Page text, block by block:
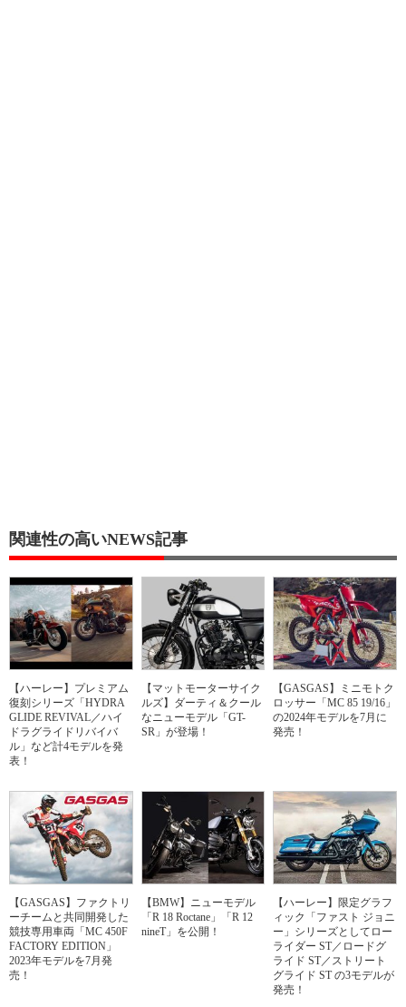
関連性の高いNEWS記事
【ハーレー】プレミアム
復刻シリーズ「HYDRA
GLIDE REVIVAL／ハイ
ドラグライドリバイバ
ル」など計4モデルを発
表！
【マットモーターサイク
ルズ】ダーティ＆クール
なニューモデル「GT-
SR」が登場！
【GASGAS】ミニモトク
ロッサー「MC 85 19/16」
の2024年モデルを7月に
発売！
【GASGAS】ファクトリ
ーチームと共同開発した
競技専用車両「MC 450F
FACTORY EDITION」
2023年モデルを7月発
売！
【BMW】ニューモデル
「R 18 Roctane」「R 12
nineT」を公開！
【ハーレー】限定グラフ
ィック「ファスト ジョニ
ー」シリーズとしてロー
ライダー ST／ロードグ
ライド ST／ストリート
グライド ST の3モデルが
発売！